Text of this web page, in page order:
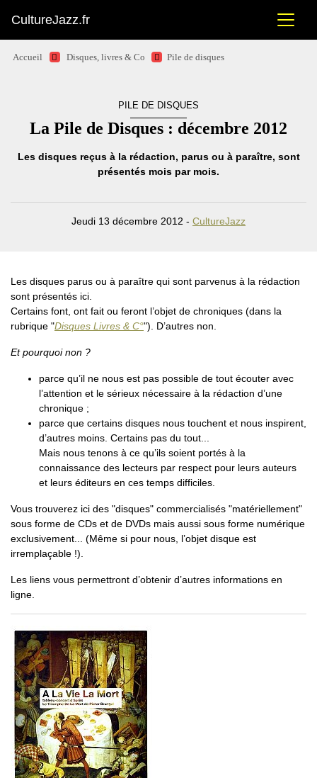
CultureJazz.fr
Accueil Disques, livres & Co Pile de disques
PILE DE DISQUES
La Pile de Disques : décembre 2012
Les disques reçus à la rédaction, parus ou à paraître, sont
présentés mois par mois.
Jeudi 13 décembre 2012 - CultureJazz
Les disques parus ou à paraître qui sont parvenus à la rédaction
sont présentés ici.
Certains font, ont fait ou feront l’objet de chroniques (dans la
rubrique "Disques Livres & C°"). D’autres non.
Et pourquoi non ?
parce qu’il ne nous est pas possible de tout écouter avec
l’attention et le sérieux nécessaire à la rédaction d’une
chronique ;
parce que certains disques nous touchent et nous inspirent,
d’autres moins. Certains pas du tout...
Mais nous tenons à ce qu’ils soient portés à la
connaissance des lecteurs par respect pour leurs auteurs
et leurs éditeurs en ces temps difficiles.
Vous trouverez ici des "disques" commercialisés "matériellement"
sous forme de CDs et de DVDs mais aussi sous forme numérique
exclusivement... (Même si pour nous, l’objet disque est
irremplaçable !).
Les liens vous permettront d’obtenir d’autres informations en
ligne.